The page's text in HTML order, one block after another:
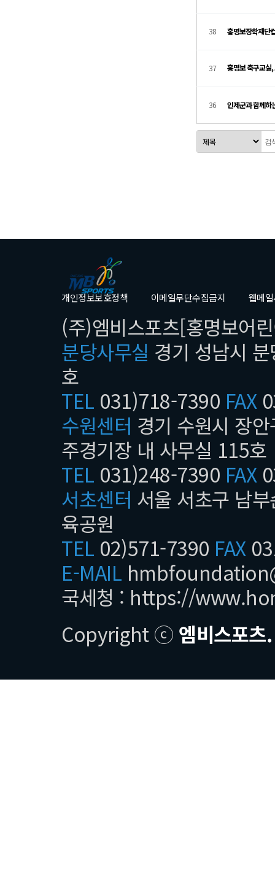
38 홍명보장학재단
37 홍명보 축구교실
36 인제군과 함께하
개인정보보호정책 이메일무단수집금지 웹메
(주)엠비스포츠[홍명보어
분당사무실 경기 성남시
호
TEL 031)718-7390 FAX
수원센터 경기 수원시 장
주경기장 내 사무실 115호
TEL 031)248-7390 FAX
서초센터 서울 서초구 남
육공원
TEL 02)571-7390 FAX
E-MAIL
국세청 : https://
Copyright ⓒ 엠비스포츠.